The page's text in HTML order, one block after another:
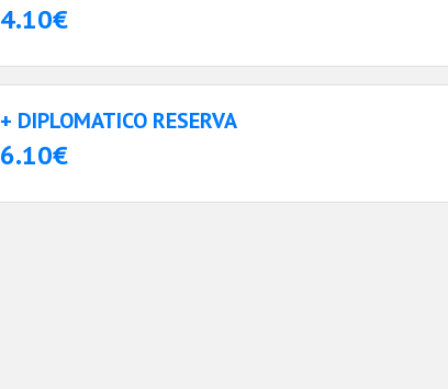
4.10€
+ DIPLOMATICO RESERVA
6.10€